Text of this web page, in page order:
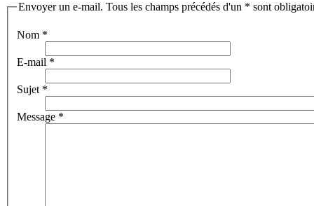
Envoyer un e-mail. Tous les champs précédés d'un * sont
Nom *
E-mail *
Sujet *
Message *